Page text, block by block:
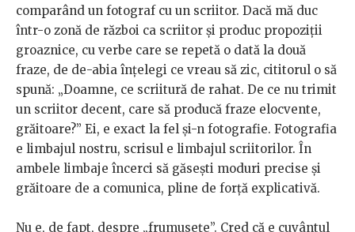
comparând un fotograf cu un scriitor. Dacă mă duc
într-o zonă de război ca scriitor și produc propoziții
groaznice, cu verbe care se repetă o dată la două
fraze, de de-abia înțelegi ce vreau să zic, cititorul o să
spună: „Doamne, ce scriitură de rahat. De ce nu trimit
un scriitor decent, care să producă fraze elocvente,
grăitoare?” Ei, e exact la fel și-n fotografie. Fotografia
e limbajul nostru, scrisul e limbajul scriitorilor. În
ambele limbaje încerci să găsești moduri precise și
grăitoare de a comunica, pline de forță explicativă.
Nu e, de fapt, despre „frumusețe”. Cred că e cuvântul